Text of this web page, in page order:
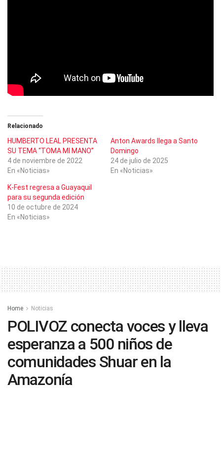
Relacionado
HUMBERTO LEAL PRESENTA
SU TEMA “TOMA MI MANO”
4 de noviembre de 2022
En «Noticias»
Anton Awards llega a Santo
Domingo
24 de julio de 2025
En «Noticias»
K-Fest regresa a Guayaquil
para su segunda edición
10 de octubre de 2024
En «Noticias»
Home Noticias
POLIVOZ conecta voces y lleva
esperanza a 500 niños de
comunidades Shuar en la
Amazonía